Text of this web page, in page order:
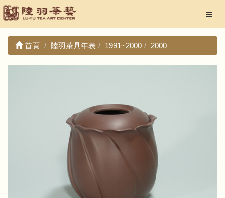
首頁 陸羽茶具年表 1991~2000 2000